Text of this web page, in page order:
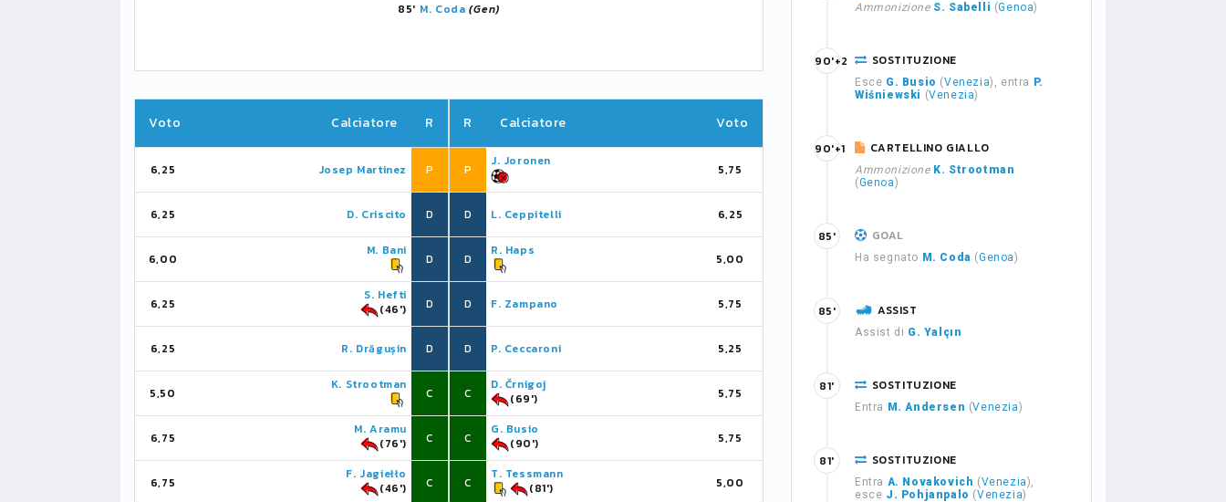
85' M. Coda (Gen)
Voto Calciatore R
6,25 Josep Martinez P
6,25 D. Criscito D
6,00
M. Bani
D
6,25
S. Hefti
(46')
D
6,25 R. Drăgușin D
5,50
K. Strootman
C
6,75
M. Aramu
(76')
C
6,75
F. Jagiełło
(46')
C
R Calciatore Voto
P
J. Joronen
5,75
D L. Ceppitelli 6,25
D
R. Haps
5,00
D F. Zampano 5,75
D P. Ceccaroni 5,25
C
D. Črnigoj
(69')
5,75
C
G. Busio
(90')
5,75
C
T. Tessmann
(81')
5,00
Ammonizione S. Sabelli (Genoa)
SOSTITUZIONE
Esce G. Busio (Venezia), entra
P.
Wiśniewski (Venezia)
90'+2
CARTELLINO GIALLO
Ammonizione K. Strootman
(Genoa)
90'+1
GOAL
Ha segnato M. Coda (Genoa)
85'
ASSIST
Assist di G. Yalçın
85'
SOSTITUZIONE
Entra M. Andersen (Venezia)
81'
SOSTITUZIONE
Entra A. Novakovich (Venezia),
esce J. Pohjanpalo (Venezia)
81'